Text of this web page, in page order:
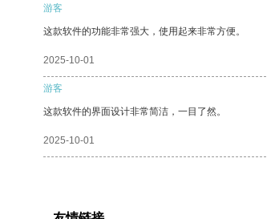
游客
这款软件的功能非常强大，使用起来非常方便。
2025-10-01
游客
这款软件的界面设计非常简洁，一目了然。
2025-10-01